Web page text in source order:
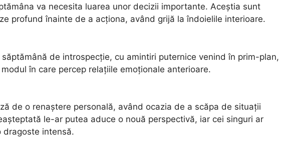
va necesita luarea unor decizii importante. Aceștia sunt
profund înainte de a acționa, având grijă la îndoielile interioare.
de introspecție, cu amintiri puternice venind în prim-plan,
în care percep relațiile emoționale anterioare.
de o renaștere personală, având ocazia de a scăpa de situații
le-ar putea aduce o nouă perspectivă, iar cei singuri ar
dragoste intensă.